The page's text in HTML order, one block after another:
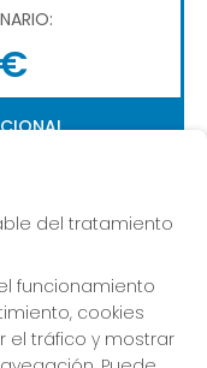
del tratamiento
funcionamiento
cookies
el tráfico y mostrar